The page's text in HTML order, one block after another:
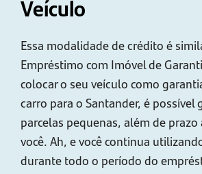
Veículo
Essa modalidade de crédito é
Empréstimo com Imóvel de
colocar o seu veículo como
carro para o Santander, é possível
parcelas pequenas, além de
você. Ah, e você continua
durante todo o período do